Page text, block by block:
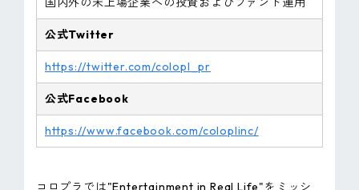
公式Twitter
https://twitter.com/colopl_pr
公式Facebook
https://www.facebook.com/coloplinc/
コロプラでは"Entertainment in Real Life"をミッシ